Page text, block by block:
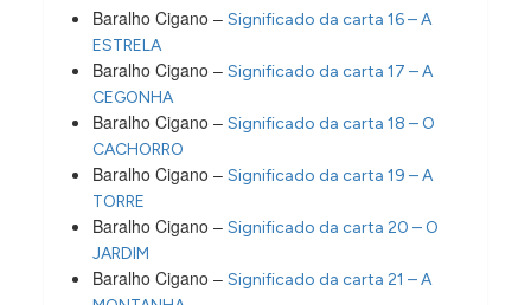
Baralho Cigano –Significado da carta 16 – A
ESTRELA
Baralho Cigano –Significado da carta 17 – A
CEGONHA
Baralho Cigano –Significado da carta 18 – O
CACHORRO
Baralho Cigano –Significado da carta 19 – A
TORRE
Baralho Cigano –Significado da carta 20 – O
JARDIM
Baralho Cigano –Significado da carta 21 – A